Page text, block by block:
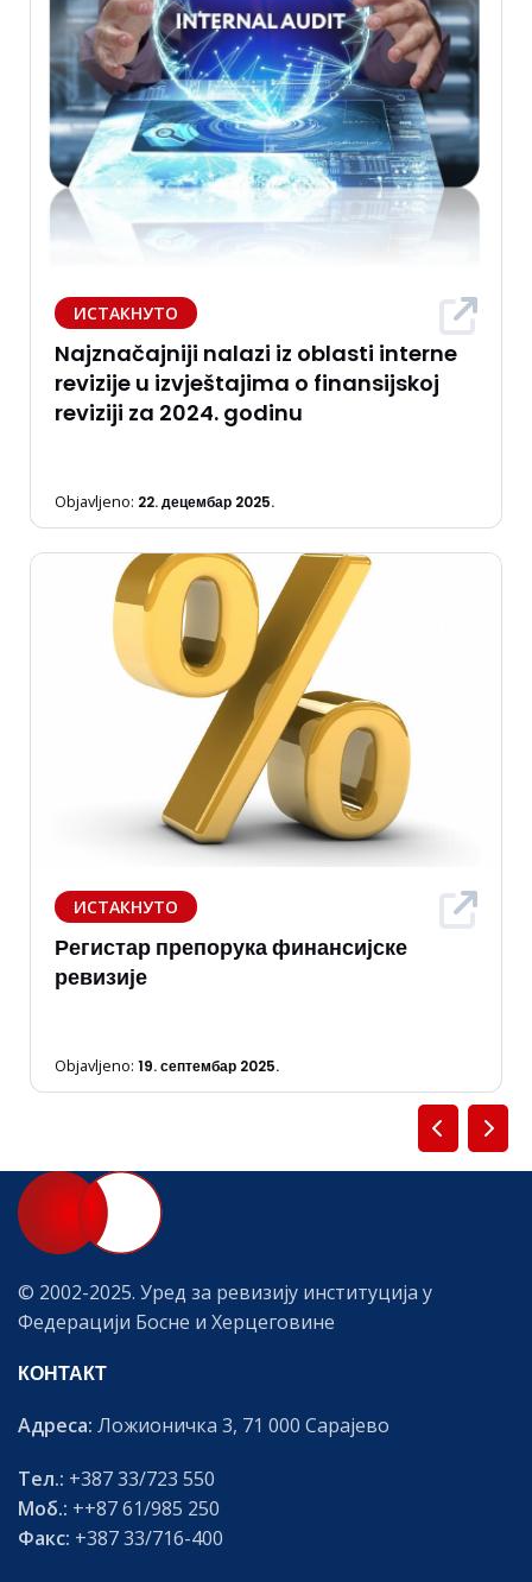
ИСТАКНУТО
Najznačajniji nalazi iz oblasti interne
revizije u izvještajima o finansijskoj
reviziji za 2024. godinu
Objavljeno: 22. децембар 2025.
ИСТАКНУТО
Регистар препорука финансијске
ревизије
Objavljeno: 19. септембар 2025.
© 2002-2025. Уред за ревизију институција у
Федерацији Босне и Херцеговине
КОНТАКТ
Адреса: Ложионичка 3, 71 000 Сарајево
Тел.: +387 33/723 550
Моб.: ++87 61/985 250
Факс: +387 33/716-400